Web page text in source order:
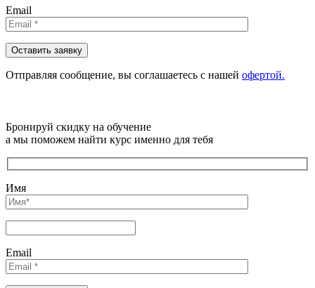
Email
Отправляя сообщениe, вы соглашаетесь с нашей офертой.
Бронируй скидку на обучение
а мы поможем найти курс именно для тебя
Имя
Email